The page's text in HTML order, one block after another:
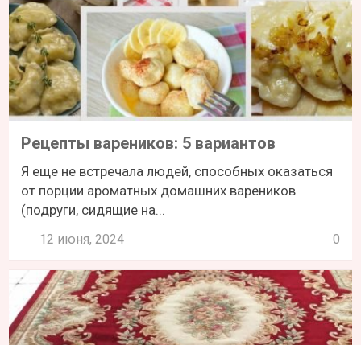
Рецепты вареников: 5 вариантов
Я еще не встречала людей, способных оказаться
от порции ароматных домашних вареников
(подруги, сидящие на...
12 июня, 2024 0